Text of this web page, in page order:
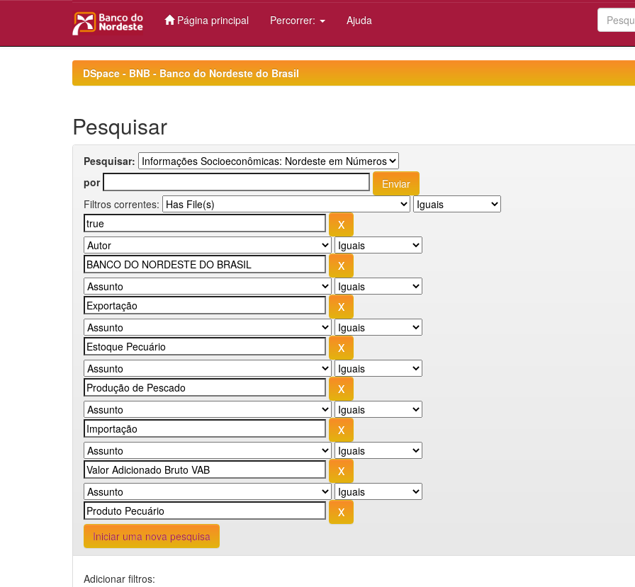
Página principal Percorrer: Ajuda
DSpace - BNB - Banco do Nordeste do Brasil
Pesquisar
Pesquisar:
por
Filtros correntes:
Iniciar uma nova pesquisa
Adicionar filtros: